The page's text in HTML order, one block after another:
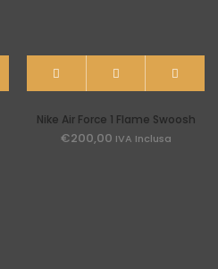
Nike Air Force 1 Flame Swoosh
€200,00 IVA Inclusa